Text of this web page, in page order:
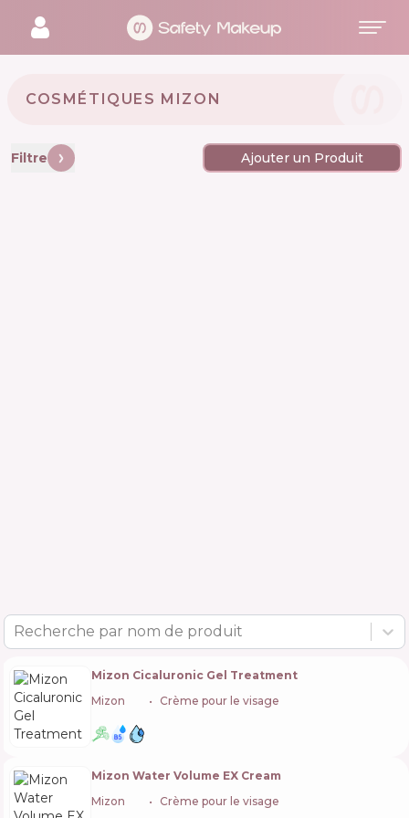
COSMÉTIQUES MIZON 🇰🇷
Filtre Ajouter un Produit
Recherche par nom de produit
Mizon Cicaluronic Gel Treatment
Mizon
Crème pour le visage
Mizon Water Volume EX Cream
Mizon
Crème pour le visage